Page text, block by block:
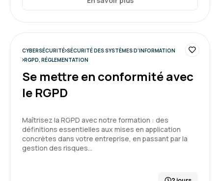
CYBERSÉCURITÉ SÉCURITÉ DES SYSTÈMES D'INFORMATION
RGPD, RÉGLEMENTATION
Se mettre en conformité avec
le RGPD
Maîtrisez la RGPD avec notre formation : des
définitions essentielles aux mises en application
concrètes dans votre entreprise, en passant par la
gestion des risques…